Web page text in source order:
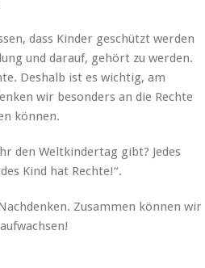
dass Kinder geschützt werden
und darauf, gehört zu werden.
Deshalb ist es wichtig, am
wir besonders an die Rechte
können.
den Weltkindertag gibt? Jedes
Kind hat Rechte!“.
Zusammen können wir